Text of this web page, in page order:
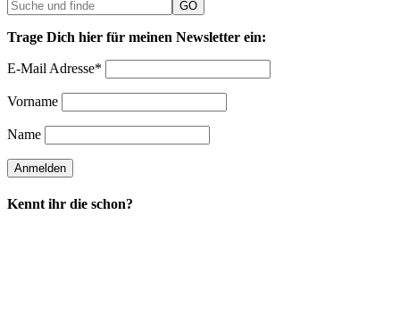
Trage Dich hier für meinen Newsletter ein:
E-Mail Adresse*
Vorname
Name
Kennt ihr die schon?